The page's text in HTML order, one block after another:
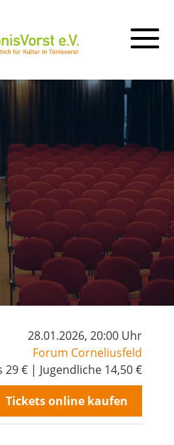
28.01.2026, 20:00 Uhr
Forum Corneliusfeld
29 € | Jugendliche 14,50 €
Tickets online kaufen